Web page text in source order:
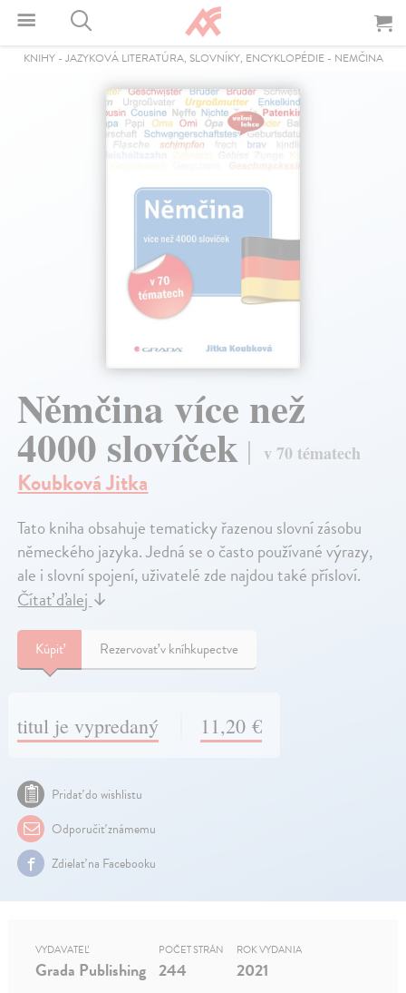
KNIHY- JAZYKOVÁ LITERATÚRA, SLOVNÍKY, ENCYKLOPÉDIE- NEMČINA
Němčina více než
4000 slovíček v 70 tématech
Koubková Jitka
Tato kniha obsahuje tematicky řazenou slovní zásobu
německého jazyka. Jedná se o často používané výrazy,
ale i slovní spojení, uživatelé zde najdou také přísloví.
Čítať ďalej↓
Kúpiť Rezervovať v kníhkupectve
titul je vypredaný 11,20 €
Pridať do wishlistu
Odporučiť známemu
Zdielať na Facebooku
VYDAVATEĽ
Grada Publishing
POČET STRÁN
244
ROK VYDANIA
2021